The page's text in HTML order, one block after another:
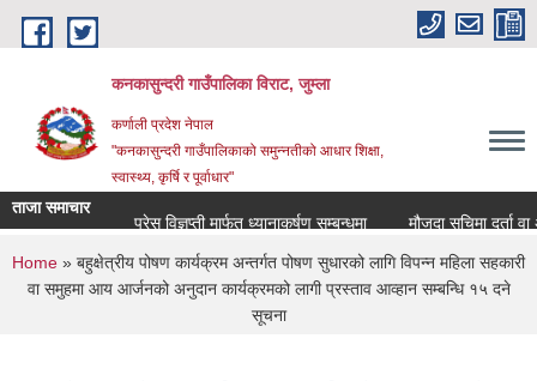
Skip to main content
कनकासुन्दरी गाउँपालिका विराट, जुम्ला
कर्णाली प्रदेश नेपाल
"कनकासुन्दरी गाउँपालिकाको समुन्नतीको आधार शिक्षा,
स्वास्थ्य, कृर्षि र पूर्वाधार"
ताजा समाचार
प्रेस विज्ञप्ती मार्फत ध्यानाकर्षण सम्बन्धमा
मौजुदा सुचिमा दर्ता वा
You are here
Home » बहुक्षेत्रीय पोषण कार्यक्रम अन्तर्गत पोषण सुधारको लागि विपन्न महिला सहकारी
वा समुहमा आय आर्जनको अनुदान कार्यक्रमको लागी प्रस्ताव आव्हान सम्बन्धि १५ दने
सूचना